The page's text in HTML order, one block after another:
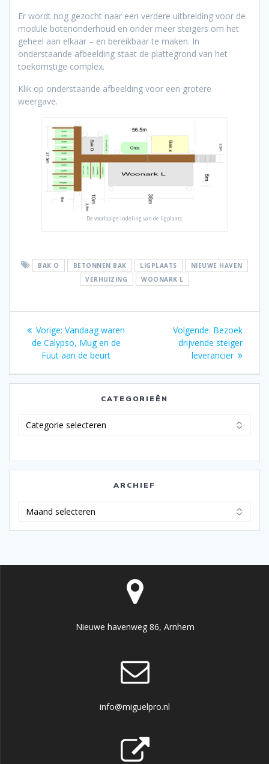
Er wordt nog gezocht naar een verdere uitbreiding voor de
module botenonderhoud en onder meer steigers om het
geheel aan elkaar – en bereikbaar te maken. In
onderstaande afbeelding staat de plattegrond van het
toekomstige complex.
Klik op onderstaande afbeelding voor een grotere
weergave.
De voorlopige indeling van de ligplaats
BAK O BETONNEN BAK LIGPLAATS
NIEUWE HAVEN
VERHUIZING
WOONARK L
Bericht
navigatie
Vorige: Vorig
bericht:
Vandaag waren
de Calypso, Mug en de
Fuut aan de beurt
Volgende: Volgend
bericht:
Bezoek
drijvende steiger
leverancier
CATEGORIEËN
ARCHIEF
Nieuwe havenweg 86, Arnhem
info@miguelpro.nl